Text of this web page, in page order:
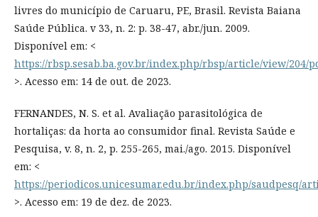
livres do município de Caruaru, PE, Brasil. Revista Baiana
Saúde Pública. v 33, n. 2: p. 38-47, abr./jun. 2009.
Disponível em: <
https://rbsp.sesab.ba.gov.br/index.php/rbsp/article/view/204/
>. Acesso em: 14 de out. de 2023.
FERNANDES, N. S. et al. Avaliação parasitológica de
hortaliças: da horta ao consumidor final. Revista Saúde e
Pesquisa, v. 8, n. 2, p. 255-265, mai./ago. 2015. Disponível
em: <
https://periodicos.unicesumar.edu.br/index.php/saudpesq/
>. Acesso em: 19 de dez. de 2023.